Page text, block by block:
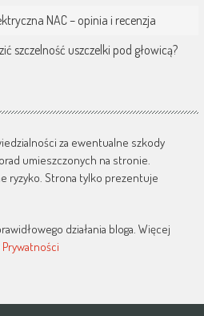
NAC – opinia i recenzja
szczelność uszczelki pod głowicą?
za ewentualne szkody
umieszczonych na stronie.
ryzyko. Strona tylko prezentuje
działania bloga. Więcej